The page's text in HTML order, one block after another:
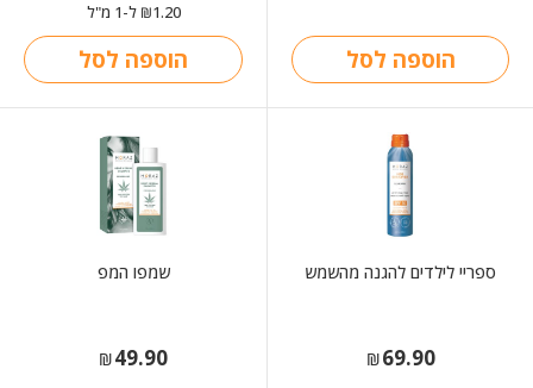
הוספה לסל
₪1.20 ל-1 מ"ל
הוספה לסל
ספריי לילדים להגנה מהשמש
₪69.90
שמפו המפ
₪49.90